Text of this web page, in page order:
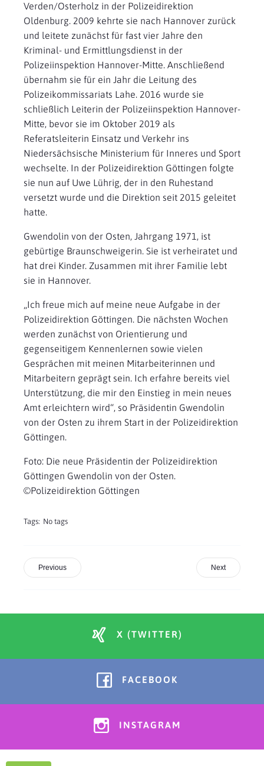
Verden/Osterholz in der Polizeidirektion
Oldenburg. 2009 kehrte sie nach Hannover zurück
und leitete zunächst für fast vier Jahre den
Kriminal- und Ermittlungsdienst in der
Polizeiinspektion Hannover-Mitte. Anschließend
übernahm sie für ein Jahr die Leitung des
Polizeikommissariats Lahe. 2016 wurde sie
schließlich Leiterin der Polizeiinspektion Hannover-
Mitte, bevor sie im Oktober 2019 als
Referatsleiterin Einsatz und Verkehr ins
Niedersächsische Ministerium für Inneres und Sport
wechselte. In der Polizeidirektion Göttingen folgte
sie nun auf Uwe Lührig, der in den Ruhestand
versetzt wurde und die Direktion seit 2015 geleitet
hatte.
Gwendolin von der Osten, Jahrgang 1971, ist
gebürtige Braunschweigerin. Sie ist verheiratet und
hat drei Kinder. Zusammen mit ihrer Familie lebt
sie in Hannover.
„Ich freue mich auf meine neue Aufgabe in der
Polizeidirektion Göttingen. Die nächsten Wochen
werden zunächst von Orientierung und
gegenseitigem Kennenlernen sowie vielen
Gesprächen mit meinen Mitarbeiterinnen und
Mitarbeitern geprägt sein. Ich erfahre bereits viel
Unterstützung, die mir den Einstieg in mein neues
Amt erleichtern wird“, so Präsidentin Gwendolin
von der Osten zu ihrem Start in der Polizeidirektion
Göttingen.
Foto: Die neue Präsidentin der Polizeidirektion
Göttingen Gwendolin von der Osten.
©Polizeidirektion Göttingen
Tags: No tags
Previous Next
X (TWITTER)
FACEBOOK
INSTAGRAM